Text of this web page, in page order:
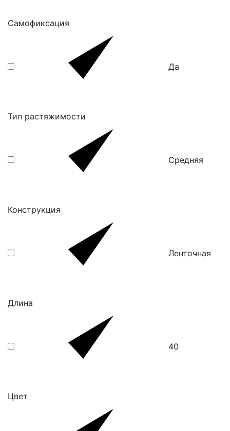
Самофиксация
Да
Тип растяжимости
Средняя
Конструкция
Ленточная
Длина
40
Цвет